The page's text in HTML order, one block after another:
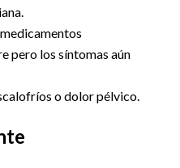
pero los síntomas aún
o dolor pélvico.